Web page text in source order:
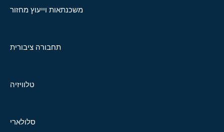
משכנתאות וייעוץ מחזור
תחבורה ציבורית
טלוויזיה
סלולארי